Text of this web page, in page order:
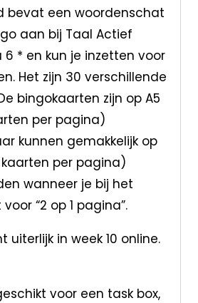
bevat een woordenschat
aan bij Taal Actief
* en kun je inzetten voor
Het zijn 30 verschillende
bingokaarten zijn op A5
per pagina)
kunnen gemakkelijk op
per pagina)
wanneer je bij het
“2 op 1 pagina”.
uiterlijk in week 10 online.
voor een task box,